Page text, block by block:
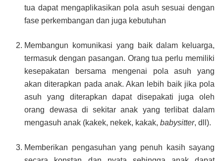
tua dapat mengaplikasikan pola asuh sesuai dengan
fase perkembangan dan juga kebutuhan
Membangun komunikasi yang baik dalam keluarga,
termasuk dengan pasangan. Orang tua perlu memiliki
kesepakatan bersama mengenai pola asuh yang
akan diterapkan pada anak. Akan lebih baik jika pola
asuh yang diterapkan dapat disepakati juga oleh
orang dewasa di sekitar anak yang terlibat dalam
mengasuh anak (kakek, nekek, kakak,babysitter, dll).
Memberikan pengasuhan yang penuh kasih sayang